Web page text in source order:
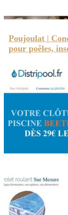
Poujoulat |
pour poêles,